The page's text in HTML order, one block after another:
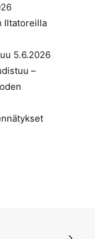
Iltatoreilla
5.6.2026
–